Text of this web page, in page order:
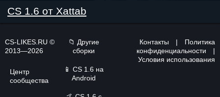
CS 1.6 от Xattab
CS-LIKES.RU ©
2013—2026
Центр
сообщества
📁 Другие
сборки
📱 CS 1.6 на
Android
Контакты |
Политика
конфиденциальности
|
Условия использования